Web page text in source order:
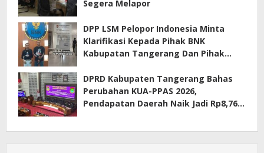
Segera Melapor
DPP LSM Pelopor Indonesia Minta
Klarifikasi Kepada Pihak BNK
Kabupatan Tangerang Dan Pihak
Terkait Sewa Kamar Per Jam
DPRD Kabupaten Tangerang Bahas
Perubahan KUA-PPAS 2026,
Pendapatan Daerah Naik Jadi Rp8,76